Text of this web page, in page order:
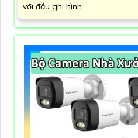
với đầu ghi hình